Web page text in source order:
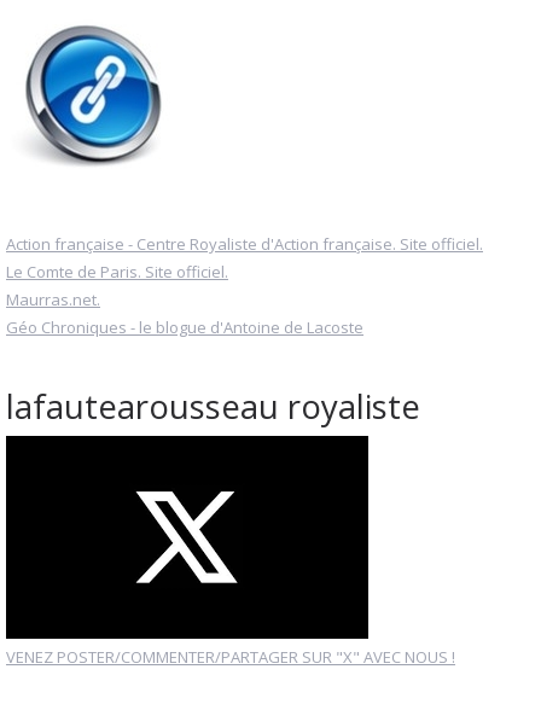
Action française - Centre Royaliste d'Action française. Site officiel.
Le Comte de Paris. Site officiel.
Maurras.net.
Géo Chroniques - le blogue d'Antoine de Lacoste
lafautearousseau royaliste
VENEZ POSTER/COMMENTER/PARTAGER SUR "X" AVEC NOUS !